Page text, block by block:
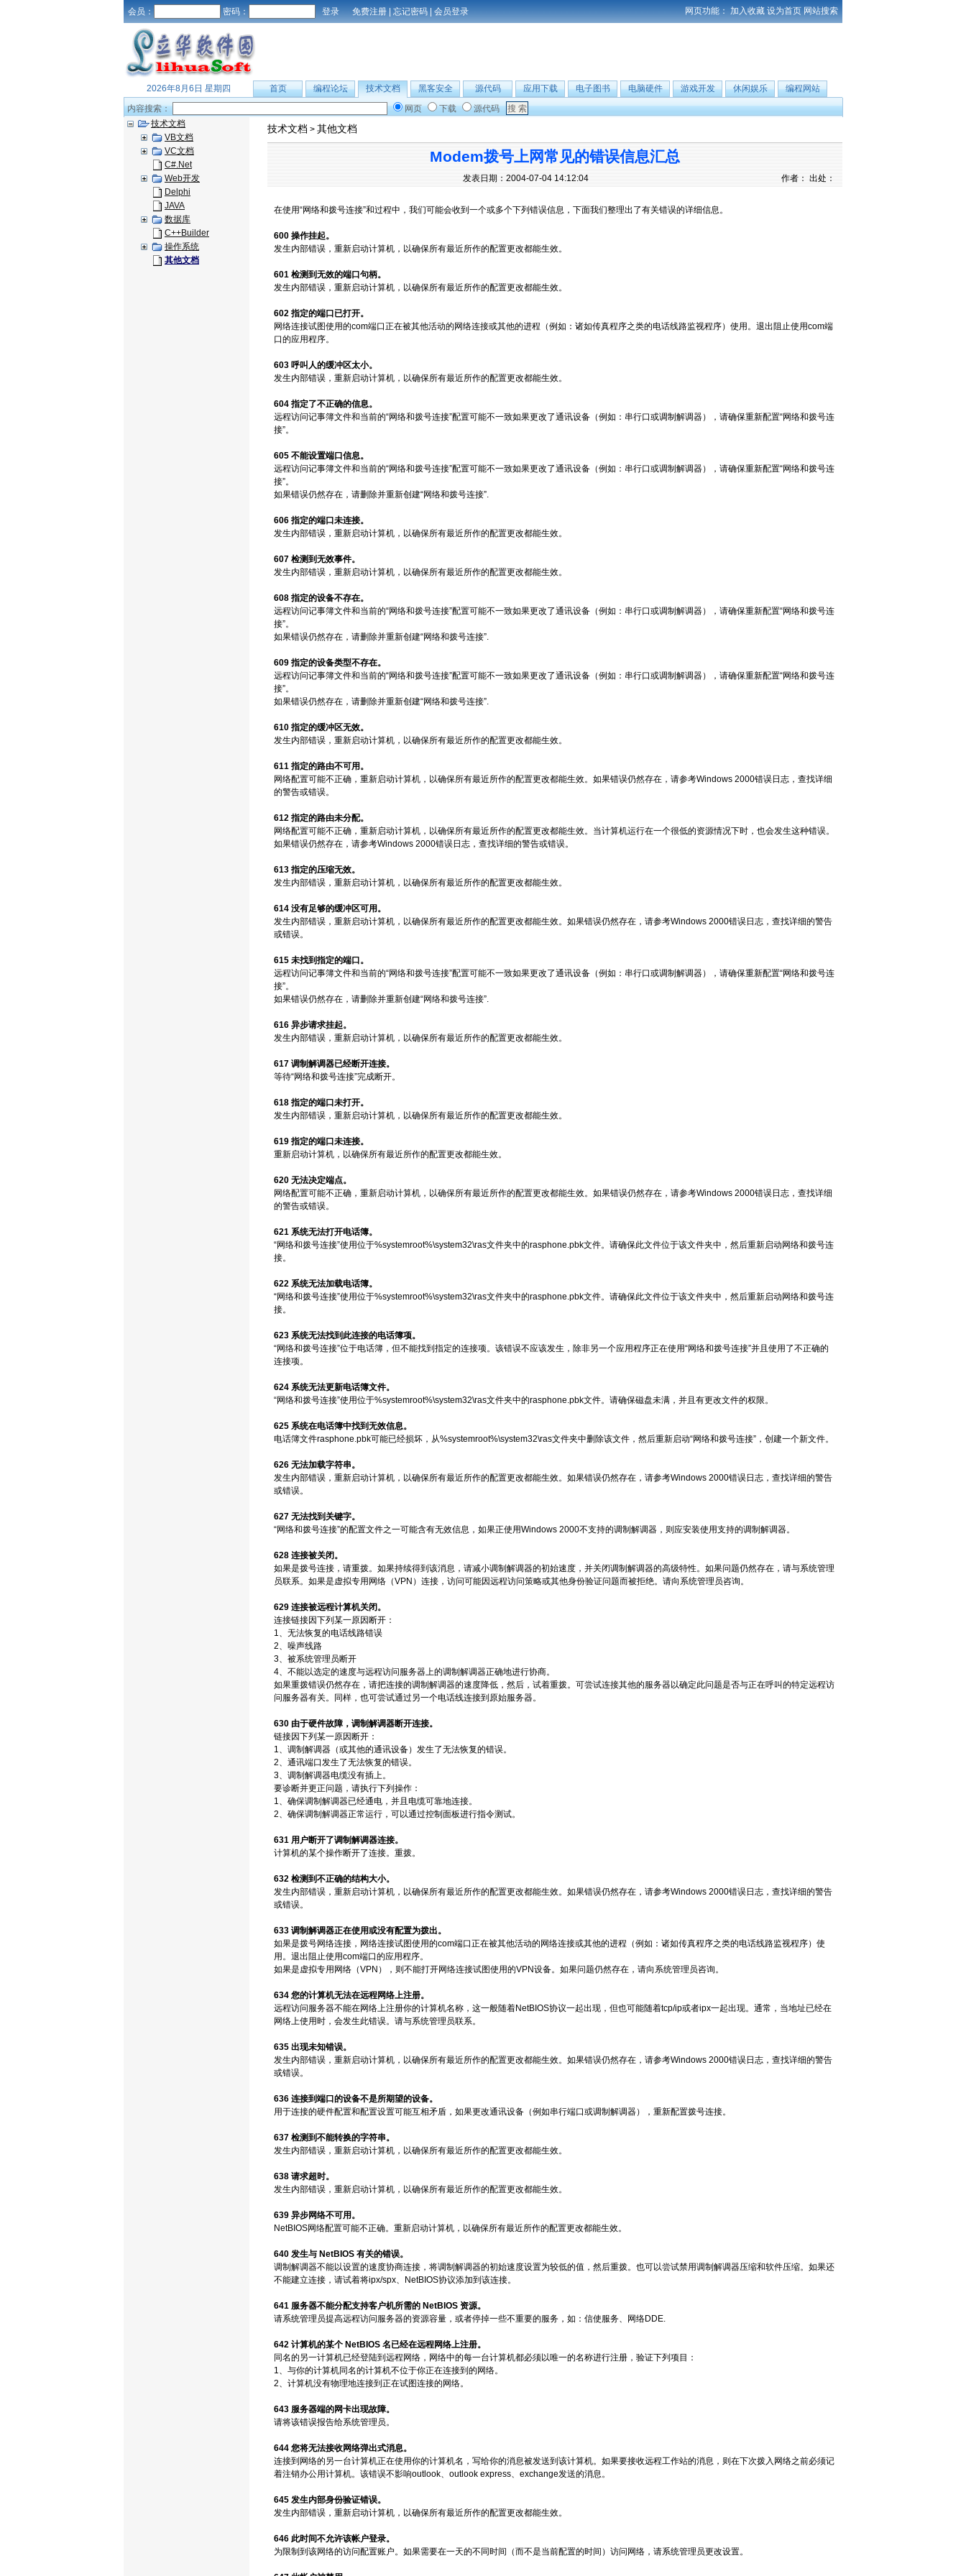
会员： 密码： 免费注册 | 忘记密码 | 会员登录 网页功能： 加入收藏 设为首页 网站搜索
2026年8月6日 星期四 首页 编程论坛 技术文档 黑客安全 源代码 应用下载 电子图书 电脑硬件 游戏开发 休闲娱乐
编程网站
内容搜索：
网页 下载
源代码
技术文档
VB文档
VC文档
C#.Net
Web开发
Delphi
JAVA
数据库
C++Builder
操作系统
其他文档
技术文档 > 其他文档
Modem拨号上网常见的错误信息汇总
发表日期：2004-07-04 14:12:04 作者： 出处：
在使用“网络和拨号连接”和过程中，我们可能会收到一个或多个下列错误信息，下面我们整理出了有关错误的详细信息。
600 操作挂起。
发生内部错误，重新启动计算机，以确保所有最近所作的配置更改都能生效。
601 检测到无效的端口句柄。
发生内部错误，重新启动计算机，以确保所有最近所作的配置更改都能生效。
602 指定的端口已打开。
网络连接试图使用的com端口正在被其他活动的网络连接或其他的进程（例如：诸如传真程序之类的电话线路监视程序）使用。退出阻止使用com端
口的应用程序。
603 呼叫人的缓冲区太小。
发生内部错误，重新启动计算机，以确保所有最近所作的配置更改都能生效。
604 指定了不正确的信息。
远程访问记事簿文件和当前的“网络和拨号连接”配置可能不一致如果更改了通讯设备（例如：串行口或调制解调器），请确保重新配置“网络和拨号连
接”。
605 不能设置端口信息。
远程访问记事簿文件和当前的“网络和拨号连接”配置可能不一致如果更改了通讯设备（例如：串行口或调制解调器），请确保重新配置“网络和拨号连
接”。
如果错误仍然存在，请删除并重新创建“网络和拨号连接”.
606 指定的端口未连接。
发生内部错误，重新启动计算机，以确保所有最近所作的配置更改都能生效。
607 检测到无效事件。
发生内部错误，重新启动计算机，以确保所有最近所作的配置更改都能生效。
608 指定的设备不存在。
远程访问记事簿文件和当前的“网络和拨号连接”配置可能不一致如果更改了通讯设备（例如：串行口或调制解调器），请确保重新配置“网络和拨号连
接”。
如果错误仍然存在，请删除并重新创建“网络和拨号连接”.
609 指定的设备类型不存在。
远程访问记事簿文件和当前的“网络和拨号连接”配置可能不一致如果更改了通讯设备（例如：串行口或调制解调器），请确保重新配置“网络和拨号连
接”。
如果错误仍然存在，请删除并重新创建“网络和拨号连接”.
610 指定的缓冲区无效。
发生内部错误，重新启动计算机，以确保所有最近所作的配置更改都能生效。
611 指定的路由不可用。
网络配置可能不正确，重新启动计算机，以确保所有最近所作的配置更改都能生效。如果错误仍然存在，请参考Windows 2000错误日志，查找详细
的警告或错误。
612 指定的路由未分配。
网络配置可能不正确，重新启动计算机，以确保所有最近所作的配置更改都能生效。当计算机运行在一个很低的资源情况下时，也会发生这种错误。
如果错误仍然存在，请参考Windows 2000错误日志，查找详细的警告或错误。
613 指定的压缩无效。
发生内部错误，重新启动计算机，以确保所有最近所作的配置更改都能生效。
614 没有足够的缓冲区可用。
发生内部错误，重新启动计算机，以确保所有最近所作的配置更改都能生效。如果错误仍然存在，请参考Windows 2000错误日志，查找详细的警告
或错误。
615 未找到指定的端口。
远程访问记事簿文件和当前的“网络和拨号连接”配置可能不一致如果更改了通讯设备（例如：串行口或调制解调器），请确保重新配置“网络和拨号连
接”。
如果错误仍然存在，请删除并重新创建“网络和拨号连接”.
616 异步请求挂起。
发生内部错误，重新启动计算机，以确保所有最近所作的配置更改都能生效。
617 调制解调器已经断开连接。
等待“网络和拨号连接”完成断开。
618 指定的端口未打开。
发生内部错误，重新启动计算机，以确保所有最近所作的配置更改都能生效。
619 指定的端口未连接。
重新启动计算机，以确保所有最近所作的配置更改都能生效。
620 无法决定端点。
网络配置可能不正确，重新启动计算机，以确保所有最近所作的配置更改都能生效。如果错误仍然存在，请参考Windows 2000错误日志，查找详细
的警告或错误。
621 系统无法打开电话簿。
“网络和拨号连接”使用位于%systemroot%\system32\ras文件夹中的rasphone.pbk文件。请确保此文件位于该文件夹中，然后重新启动网络和拨号连
接。
622 系统无法加载电话簿。
“网络和拨号连接”使用位于%systemroot%\system32\ras文件夹中的rasphone.pbk文件。请确保此文件位于该文件夹中，然后重新启动网络和拨号连
接。
623 系统无法找到此连接的电话簿项。
“网络和拨号连接”位于电话簿，但不能找到指定的连接项。该错误不应该发生，除非另一个应用程序正在使用“网络和拨号连接”并且使用了不正确的
连接项。
624 系统无法更新电话簿文件。
“网络和拨号连接”使用位于%systemroot%\system32\ras文件夹中的rasphone.pbk文件。请确保磁盘未满，并且有更改文件的权限。
625 系统在电话簿中找到无效信息。
电话簿文件rasphone.pbk可能已经损坏，从%systemroot%\system32\ras文件夹中删除该文件，然后重新启动“网络和拨号连接”，创建一个新文件。
626 无法加载字符串。
发生内部错误，重新启动计算机，以确保所有最近所作的配置更改都能生效。如果错误仍然存在，请参考Windows 2000错误日志，查找详细的警告
或错误。
627 无法找到关键字。
“网络和拨号连接”的配置文件之一可能含有无效信息，如果正使用Windows 2000不支持的调制解调器，则应安装使用支持的调制解调器。
628 连接被关闭。
如果是拨号连接，请重拨。如果持续得到该消息，请减小调制解调器的初始速度，并关闭调制解调器的高级特性。如果问题仍然存在，请与系统管理
员联系。如果是虚拟专用网络（VPN）连接，访问可能因远程访问策略或其他身份验证问题而被拒绝。请向系统管理员咨询。
629 连接被远程计算机关闭。
连接链接因下列某一原因断开：
1、无法恢复的电话线路错误
2、噪声线路
3、被系统管理员断开
4、不能以选定的速度与远程访问服务器上的调制解调器正确地进行协商。
如果重拨错误仍然存在，请把连接的调制解调器的速度降低，然后，试着重拨。可尝试连接其他的服务器以确定此问题是否与正在呼叫的特定远程访
问服务器有关。同样，也可尝试通过另一个电话线连接到原始服务器。
630 由于硬件故障，调制解调器断开连接。
链接因下列某一原因断开：
1、调制解调器（或其他的通讯设备）发生了无法恢复的错误。
2、通讯端口发生了无法恢复的错误。
3、调制解调器电缆没有插上。
要诊断并更正问题，请执行下列操作：
1、确保调制解调器已经通电，并且电缆可靠地连接。
2、确保调制解调器正常运行，可以通过控制面板进行指令测试。
631 用户断开了调制解调器连接。
计算机的某个操作断开了连接。重拨。
632 检测到不正确的结构大小。
发生内部错误，重新启动计算机，以确保所有最近所作的配置更改都能生效。如果错误仍然存在，请参考Windows 2000错误日志，查找详细的警告
或错误。
633 调制解调器正在使用或没有配置为拨出。
如果是拨号网络连接，网络连接试图使用的com端口正在被其他活动的网络连接或其他的进程（例如：诸如传真程序之类的电话线路监视程序）使
用。退出阻止使用com端口的应用程序。
如果是虚拟专用网络（VPN），则不能打开网络连接试图使用的VPN设备。如果问题仍然存在，请向系统管理员咨询。
634 您的计算机无法在远程网络上注册。
远程访问服务器不能在网络上注册你的计算机名称，这一般随着NetBIOS协议一起出现，但也可能随着tcp/ip或者ipx一起出现。通常，当地址已经在
网络上使用时，会发生此错误。请与系统管理员联系。
635 出现未知错误。
发生内部错误，重新启动计算机，以确保所有最近所作的配置更改都能生效。如果错误仍然存在，请参考Windows 2000错误日志，查找详细的警告
或错误。
636 连接到端口的设备不是所期望的设备。
用于连接的硬件配置和配置设置可能互相矛盾，如果更改通讯设备（例如串行端口或调制解调器），重新配置拨号连接。
637 检测到不能转换的字符串。
发生内部错误，重新启动计算机，以确保所有最近所作的配置更改都能生效。
638 请求超时。
发生内部错误，重新启动计算机，以确保所有最近所作的配置更改都能生效。
639 异步网络不可用。
NetBIOS网络配置可能不正确。重新启动计算机，以确保所有最近所作的配置更改都能生效。
640 发生与 NetBIOS 有关的错误。
调制解调器不能以设置的速度协商连接，将调制解调器的初始速度设置为较低的值，然后重拨。也可以尝试禁用调制解调器压缩和软件压缩。如果还
不能建立连接，请试着将ipx/spx、NetBIOS协议添加到该连接。
641 服务器不能分配支持客户机所需的 NetBIOS 资源。
请系统管理员提高远程访问服务器的资源容量，或者停掉一些不重要的服务，如：信使服务、网络DDE.
642 计算机的某个 NetBIOS 名已经在远程网络上注册。
同名的另一计算机已经登陆到远程网络，网络中的每一台计算机都必须以唯一的名称进行注册，验证下列项目：
1、与你的计算机同名的计算机不位于你正在连接到的网络。
2、计算机没有物理地连接到正在试图连接的网络。
643 服务器端的网卡出现故障。
请将该错误报告给系统管理员。
644 您将无法接收网络弹出式消息。
连接到网络的另一台计算机正在使用你的计算机名，写给你的消息被发送到该计算机。如果要接收远程工作站的消息，则在下次拨入网络之前必须记
着注销办公用计算机。该错误不影响outlook、outlook express、exchange发送的消息。
645 发生内部身份验证错误。
发生内部错误，重新启动计算机，以确保所有最近所作的配置更改都能生效。
646 此时间不允许该帐户登录。
为限制到该网络的访问配置账户。如果需要在一天的不同时间（而不是当前配置的时间）访问网络，请系统管理员更改设置。